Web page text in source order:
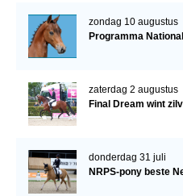
zondag 10 augustus
Programma
zaterdag 2 augustus
Final Dream wint
donderdag 31 juli
NRPS-pony beste